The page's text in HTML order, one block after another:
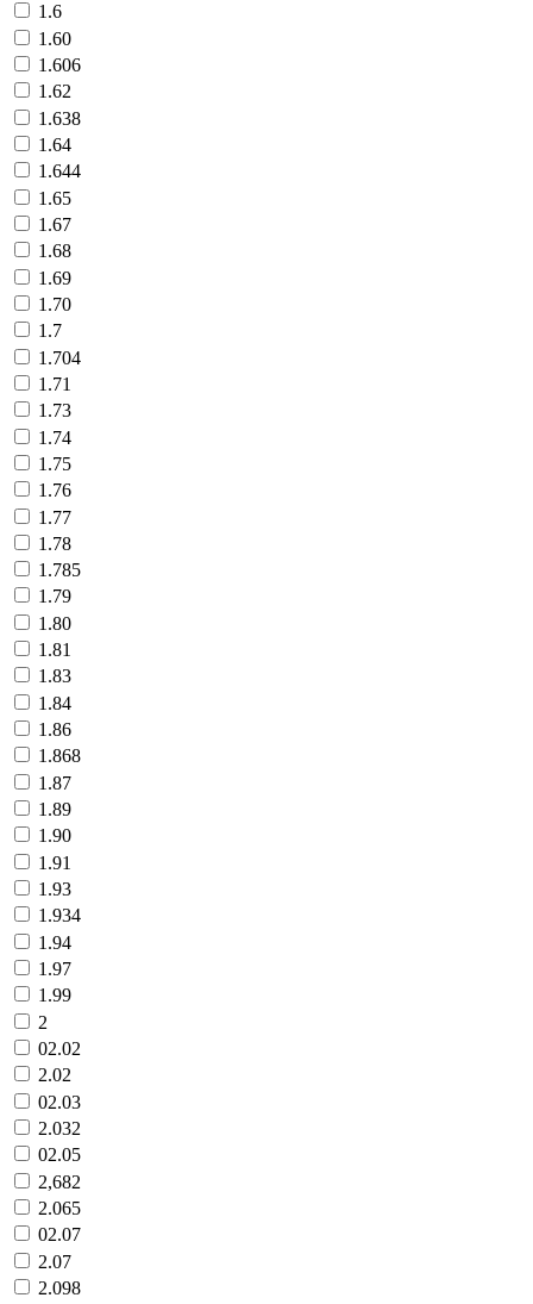
1.6
1.60
1.606
1.62
1.638
1.64
1.644
1.65
1.67
1.68
1.69
1.70
1.7
1.704
1.71
1.73
1.74
1.75
1.76
1.77
1.78
1.785
1.79
1.80
1.81
1.83
1.84
1.86
1.868
1.87
1.89
1.90
1.91
1.93
1.934
1.94
1.97
1.99
2
02.02
2.02
02.03
2.032
02.05
2,682
2.065
02.07
2.07
2.098